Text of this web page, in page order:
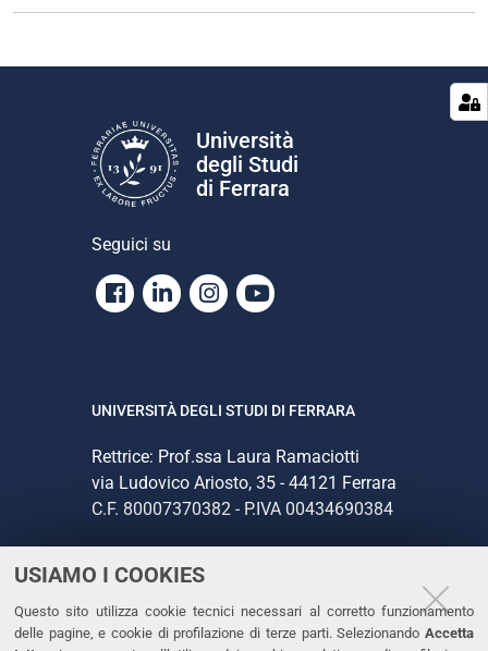
USIAMO I COOKIES
Questo sito utilizza cookie tecnici necessari al corretto funzionamento
delle pagine, e cookie di profilazione di terze parti. Selezionando Accetta
Università
degli Studi
di Ferrara
Seguici su
Facebook
LinkedinInstagram
Youtube
UNIVERSITÀ DEGLI STUDI DI FERRARA
Rettrice: Prof.ssa Laura Ramaciotti
via Ludovico Ariosto, 35 - 44121 Ferrara
C.F. 80007370382 - P.IVA 00434690384
CONTATTI
Tel. +39 0532 293111
Fax. +39 0532 293031